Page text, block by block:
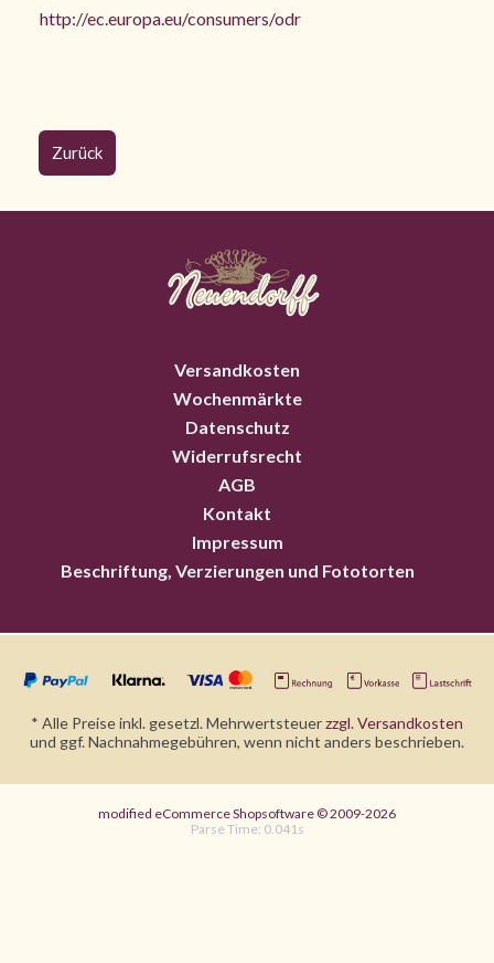
http://ec.europa.eu/consumers/odr
Zurück
Versandkosten
Wochenmärkte
Datenschutz
Widerrufsrecht
AGB
Kontakt
Impressum
Beschriftung, Verzierungen und Fototorten
* Alle Preise inkl. gesetzl. Mehrwertsteuerzzgl. Versandkosten
und ggf. Nachnahmegebühren, wenn nicht anders beschrieben.
modified eCommerce Shopsoftware © 2009-2026
Parse Time: 0.041s